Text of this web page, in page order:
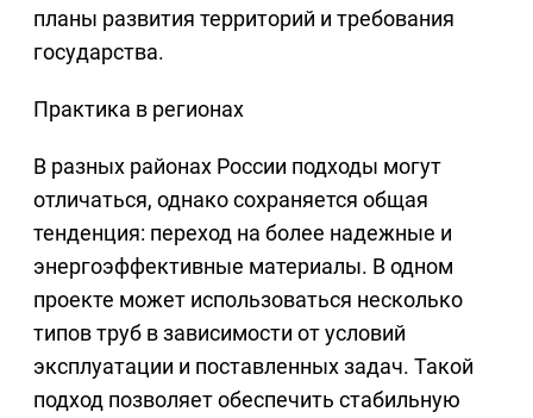
планы развития территорий и требования
государства.
Практика в регионах
В разных районах России подходы могут
отличаться, однако сохраняется общая
тенденция: переход на более надежные и
энергоэффективные материалы. В одном
проекте может использоваться несколько
типов труб в зависимости от условий
эксплуатации и поставленных задач. Такой
подход позволяет обеспечить стабильную